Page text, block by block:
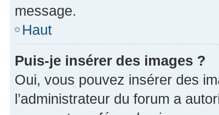
message.
Haut
Puis-je insérer des images ?
Oui, vous pouvez insérer des
l’administrateur du forum a